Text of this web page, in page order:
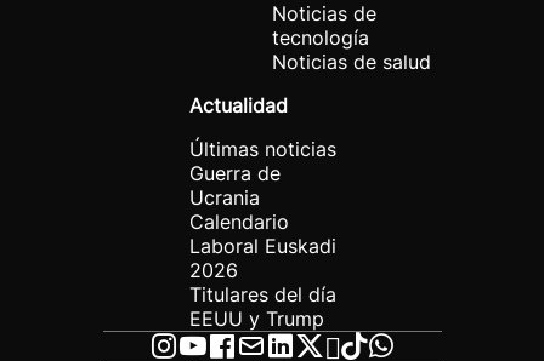
Noticias de
tecnología
Noticias de salud
Actualidad
Últimas noticias
Guerra de
Ucrania
Calendario
Laboral Euskadi
2026
Titulares del día
EEUU y Trump